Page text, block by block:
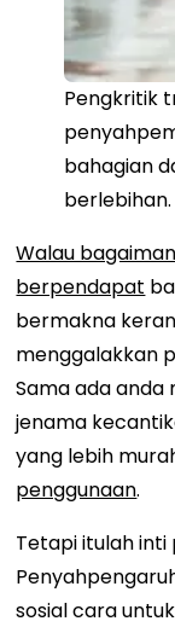
Pengkritik
bahagian
Walau
berpendapat
bermakna
menggalakkan
Sama ada
jenama
yang lebih
penggunaan.
Tetapi itulah inti
sosial cara